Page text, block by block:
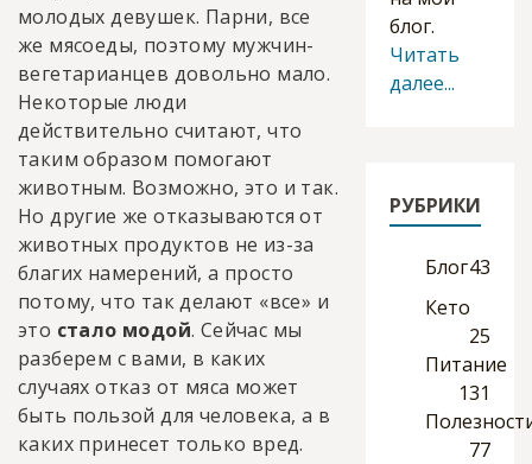
молодых девушек. Парни, все
же мясоеды, поэтому мужчин-
вегетарианцев довольно мало.
Некоторые люди
действительно считают, что
таким образом помогают
животным. Возможно, это и так.
Но другие же отказываются от
животных продуктов не из-за
благих намерений, а просто
потому, что так делают «все» и
это стало модой. Сейчас мы
разберем с вами, в каких
случаях отказ от мяса может
быть пользой для человека, а в
каких принесет только вред.
блог.
Читать
далее...
РУБРИКИ
Блог43
Кето
25
Питание
131
77